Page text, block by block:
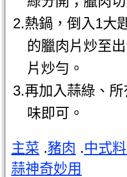
2.熱鍋，倒入1大
的臘肉片炒至
片炒勻。
3.再加入蒜綠、
味即可。
主菜 .豬肉 .中式
蒜神奇妙用